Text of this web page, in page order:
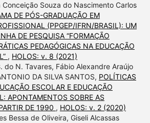
Conceição Souza do Nascimento Carlos
DE PÓS-GRADUAÇÃO EM
(PPGEP/IFRN/BRASIL): UM
DE PESQUISA “FORMAÇÃO
PEDAGÓGICAS NA EDUCAÇÃO
, HOLOS: v. 8 (2021)
do N. Tavares, Fábio Alexandre Araújo
DA SILVA SANTOS, POLÍTICAS
ESCOLAR E EDUCAÇÃO
APONTAMENTOS SOBRE AS
DE 1990 , HOLOS: v. 2 (2020)
Bessa de Oliveira, Giseli Alcassas